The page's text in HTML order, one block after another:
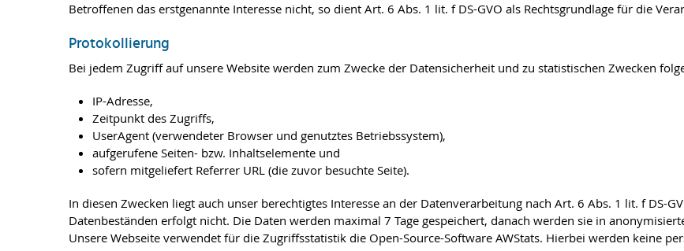
Betroffenen das erstgenannte Interesse nicht, so dient Art. 6 Abs. 1 lit. f DS-GVO als Rechtsgrundlage für die
Protokollierung
Bei jedem Zugriff auf unsere Website werden zum Zwecke der Datensicherheit und zu statistischen Zwecken
IP-Adresse,
Zeitpunkt des Zugriffs,
UserAgent (verwendeter Browser und genutztes Betriebssystem),
aufgerufene Seiten- bzw. Inhaltselemente und
sofern mitgeliefert Referrer URL (die zuvor besuchte Seite).
In diesen Zwecken liegt auch unser berechtigtes Interesse an der Datenverarbeitung nach Art. 6 Abs. 1 lit. f DS-
Datenbeständen erfolgt nicht. Die Daten werden maximal 7 Tage gespeichert, danach werden sie in
Unsere Webseite verwendet für die Zugriffsstatistik die Open-Source-Software AWStats. Hierbei werden keine